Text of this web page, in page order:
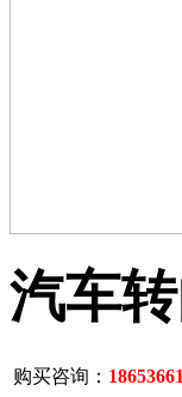
汽车
购买咨询：